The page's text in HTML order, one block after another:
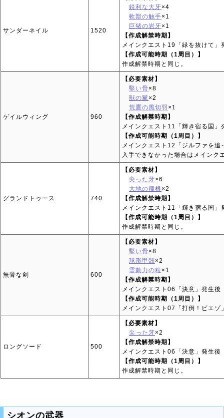
サンダーネイル 1520
鋭利な大牙×4
軟獣の触手×1
巨猪の岩牙×1
【作成解禁時期】
メインクエスト19「緑を抜けて」
【作成可能時期（1周目）】
作成解禁時期と同じ。
ゲイルウィング 960
【必要素材】
堅い骨×8
獣の鬣×2
荒鷹の風切羽 ×1
【作成解禁時期】
メインクエスト11「輝き宿る国」
【作成可能時期（1周目）】
メインクエスト12「ジルファを
入手できなかった場合はメインク
グランドトゥース 740
【必要素材】
尖った牙×6
大地の種根 ×2
【作成解禁時期】
メインクエスト11「輝き宿る国」
【作成可能時期（1周目）】
作成解禁時期と同じ。
無骨な剣 600
【必要素材】
堅い骨×8
球形甲殻×2
霊動力の粒×1
【作成解禁時期】
メインクエスト06「決意」発生後
【作成可能時期（1周目）】
メインクエスト07「打倒！ビエゾ
ロングソード 500
【必要素材】
尖った牙×2
【作成解禁時期】
メインクエスト06「決意」発生後
【作成可能時期（1周目）】
作成解禁時期と同じ。
シオンの武器